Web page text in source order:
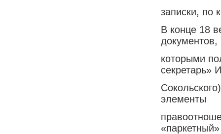
записки, по
В конце 18
документов,
которыми
секретарь»
элементы
«паркетный»